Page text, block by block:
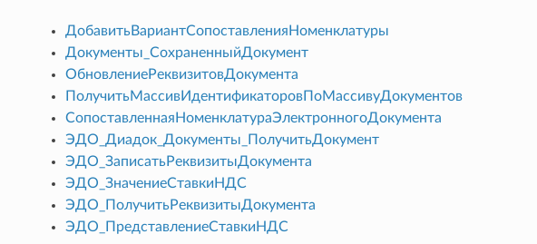
ДобавитьВариантСопоставленияНоменклатуры
Документы_СохраненныйДокумент
ОбновлениеРеквизитовДокумента
ПолучитьМассивИдентификаторовПоМассивуДокументов
СопоставленнаяНоменклатураЭлектронногоДокумента
ЭДО_Диадок_Документы_ПолучитьДокумент
ЭДО_ЗаписатьРеквизитыДокумента
ЭДО_ЗначениеСтавкиНДС
ЭДО_ПолучитьРеквизитыДокумента
ЭДО_ПредставлениеСтавкиНДС